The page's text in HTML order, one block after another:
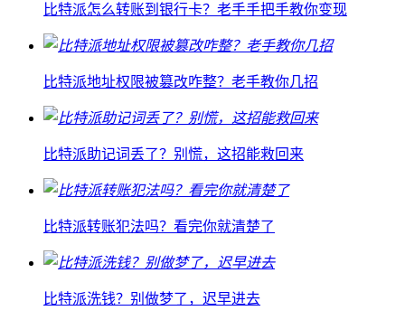
比特派怎么转账到银行卡？老手手把手教你变现
比特派地址权限被篡改咋整？老手教你几招
比特派助记词丢了？别慌，这招能救回来
比特派转账犯法吗？看完你就清楚了
比特派洗钱？别做梦了，迟早进去